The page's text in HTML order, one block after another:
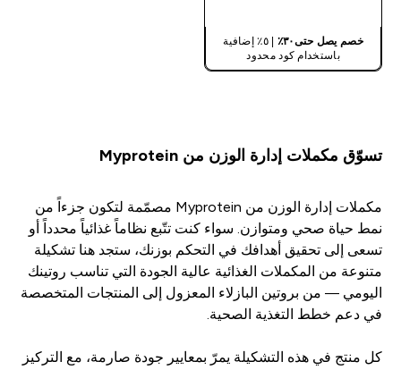
خصم يصل حتى٣٠٪
| ٥٪ إضافية
باستخدام كود محدود
تسوّق مكملات إدارة الوزن من Myprotein
مكملات إدارة الوزن من Myprotein مصمّمة لتكون جزءاً من
نمط حياة صحي ومتوازن. سواء كنت تتّبع نظاماً غذائياً محدداً أو
تسعى إلى تحقيق أهدافك في التحكم بوزنك، ستجد هنا تشكيلة
متنوعة من المكملات الغذائية عالية الجودة التي تناسب روتينك
اليومي — من بروتين البازلاء المعزول إلى المنتجات المتخصصة
في دعم خطط التغذية الصحية.
كل منتج في هذه التشكيلة يمرّ بمعايير جودة صارمة، مع التركيز